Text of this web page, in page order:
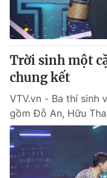
® Cấm sao chép dưới
thuận bằng văn bản.
thông tin từ website này.
Trời sinh một
chung kết
VTV.vn - Ba thí sinh
gồm Đỗ An, Hữu